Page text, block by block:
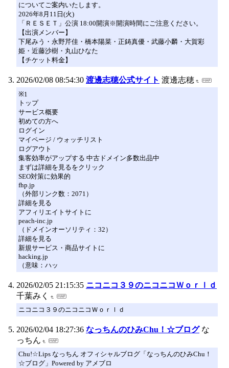
についてご案内いたします。
2026年8月11日(火)
「ＲＥＳＥＴ」公演 18:00開演※開演時間にご注意ください。
【出演メンバー】
下尾みう・永野芹佳・橋本陽菜・正鋳真優・武藤小麟・大賀彩
姫・近藤沙樹・丸山ひなた
【チケット料金】
2026/02/08 08:54:30 渡邊志穂公式サイト 渡邊志穂
※1
トップ
サービス概要
初めての方へ
ログイン
マイページ / ウォッチリスト
ログアウト
集客効率がアップする 中古ドメイン多数出品中
まずは詳細を見るをクリック
SEO対策に効果的
fhp.jp
（外部リンク数：2071）
詳細を見る
アフィリエイトサイトに
peach-inc.jp
（ドメインオーソリティ：32）
詳細を見る
新規サービス・商品サイトに
hacking.jp
（意味：ハッ
2026/02/05 21:15:35 ニコニコ３９のニコニコＷｏｒｌｄ
千葉みく
ニコニコ３９のニコニコＷｏｒｌｄ
2026/02/04 18:27:36 なっちんのひみChu！☆ブログ な
っちん
Chu!☆Lips なっちん オフィシャルブログ「なっちんのひみChu！
☆ブログ」Powered by アメブロ